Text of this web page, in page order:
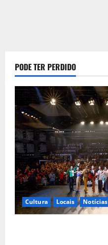
PODE TER PERDIDO
Cultura Locais Notícias